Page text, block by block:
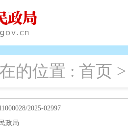
的位置 : 首页
2025-02997
政局